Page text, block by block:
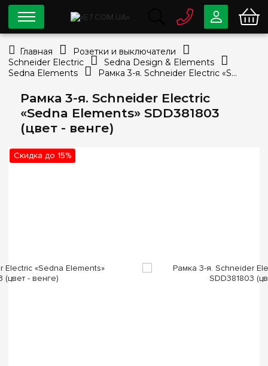
Рамка 3-я. Schneider Electric
«Sedna Elements» SDD381803
(цвет - венге)
Скидка до 15%
0 80033-63-07
info@e7.com.ua
044 334-79-78
Viber Telegram
Главная
Розетки и выключатели
Schneider Electric
Sedna Design & Elements
Sedna Elements
Рамка 3-я. Schneider Electric «Sedna Elements» SDD381803 (цвет - венге)